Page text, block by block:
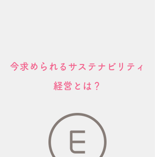
​今求められるサステナビリティ
経営とは？